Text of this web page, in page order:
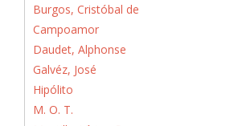
Burgos, Cristóbal de
Campoamor
Daudet, Alphonse
Galvéz, José
Hipólito
M. O. T.